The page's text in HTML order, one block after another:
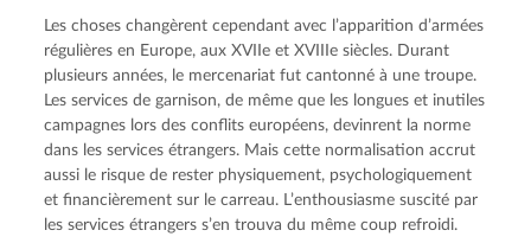
Les choses changèrent cependant avec l’apparition d’armées
régulières en Europe, aux XVIIe et XVIIIe siècles. Durant
plusieurs années, le mercenariat fut cantonné à une troupe.
Les services de garnison, de même que les longues et inutiles
campagnes lors des conflits européens, devinrent la norme
dans les services étrangers. Mais cette normalisation accrut
aussi le risque de rester physiquement, psychologiquement
et financièrement sur le carreau. L’enthousiasme suscité par
les services étrangers s’en trouva du même coup refroidi.